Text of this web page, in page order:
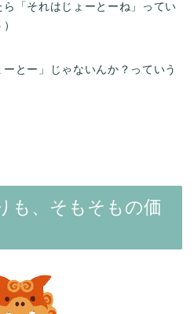
「それはじょーとーね」ってい
とー」じゃないんか？っていう
も、そもそもの価